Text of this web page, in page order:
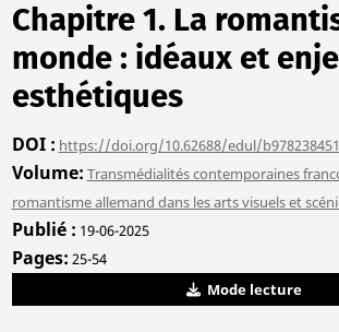
Chapitre 1. La
monde : idéaux et
esthétiques
DOI https://doi.org/10.62688/edul/
Volume Transmédialités contemporaines
romantisme allemand dans les arts visuels et
Publié 19-06-2025
Pages 25-54
Mode lecture